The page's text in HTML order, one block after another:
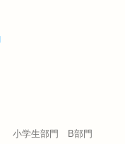
小学生部門 B部門